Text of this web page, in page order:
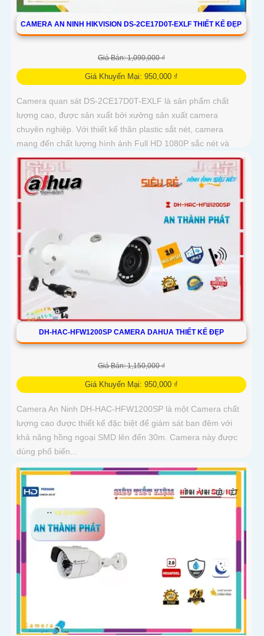
CAMERA AN NINH HIKVISION DS-2CE17D0T-EXLF THIẾT KẾ ĐẸP
Giá Bán: 1,090,000 ₫
Giá Khuyến Mại: 950,000 ₫
Camera quan sát DS-2CE17D0T-EXLF là sản phẩm chất
lượng cao, được sản xuất bởi xưởng sản xuất camera
chuyên nghiệp. Với thiết kế thân plastic sắt nét, camera
mang đến chất lượng hình ảnh Full HD 1080P sắc nét và
chính xác
DH-HAC-HFW1200SP CAMERA DAHUA THIẾT KẾ ĐẸP
Giá Bán: 1,150,000 ₫
Giá Khuyến Mại: 950,000 ₫
Camera An Ninh DH-HAC-HFW1200SP là một Camera chất
lượng cao được thiết kế đặc biệt để giám sát ban đêm với
khả năng hồng ngoại SMD lên đến 30m. Camera này được
dùng phổ biến...